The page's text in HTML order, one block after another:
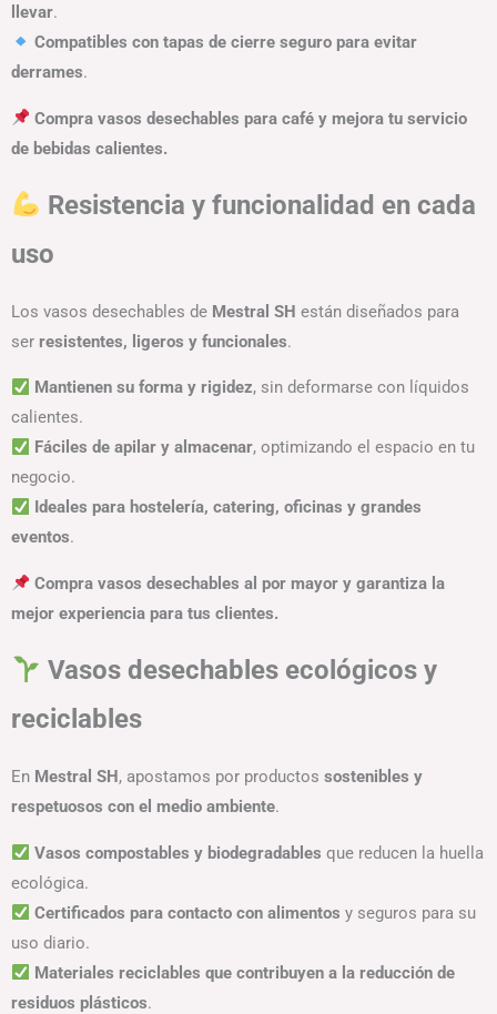
llevar.
Compatibles con tapas de cierre seguro para evitar
derrames.
Compra vasos desechables para café y mejora tu servicio
de bebidas calientes.
Resistencia y funcionalidad en cada
uso
Los vasos desechables de Mestral SH están diseñados para
ser resistentes, ligeros y funcionales.
Mantienen su forma y rigidez, sin deformarse con líquidos
calientes.
Fáciles de apilar y almacenar, optimizando el espacio en tu
negocio.
Ideales para hostelería, catering, oficinas y grandes
eventos.
Compra vasos desechables al por mayor y garantiza la
mejor experiencia para tus clientes.
Vasos desechables ecológicos y
reciclables
En Mestral SH, apostamos por productos sostenibles y
respetuosos con el medio ambiente.
Vasos compostables y biodegradables que reducen la huella
ecológica.
Certificados para contacto con alimentos y seguros para su
uso diario.
Materiales reciclables que contribuyen a la reducción de
residuos plásticos.